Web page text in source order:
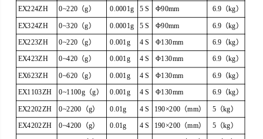
EX224ZH 0~220 （g） 0.0001g 5 S Φ90mm 6.9（kg）
EX324ZH 0~320 （g） 0.0001g 5 S Φ90mm 6.9（kg）
EX223ZH 0~220 （g） 0.001g 4 S Φ130mm 6.9（kg）
EX423ZH 0~420 （g） 0.001g 4 S Φ130mm 6.9（kg）
EX623ZH 0~620 （g） 0.001g 4 S Φ130mm 6.9（kg）
EX1103ZH 0~1100g （g） 0.001g 4 S Φ130mm 6.9（kg）
EX2202ZH 0~2200（g） 0.01g 4 S 190×200（mm） 5（kg）
EX4202ZH 0~4200（g） 0.01g 4 S 190×200 （mm） 5（kg）